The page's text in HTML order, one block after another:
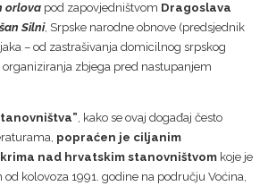
orlova pod zapovjedništvom Dragoslava
Silni, Srpske narodne obnove (predsjednik
– od zastrašivanja domicilnog srpskog
organiziranja zbjega pred nastupanjem
, kako se ovaj događaj često
popraćen je ciljanim
nad hrvatskim stanovništvom koje je
kolovoza 1991. godine na području Voćina,